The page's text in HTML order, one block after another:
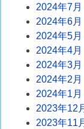
2024年7月
2024年6月
2024年5月
2024年4月
2024年3月
2024年2月
2024年1月
2023年12
2023年11